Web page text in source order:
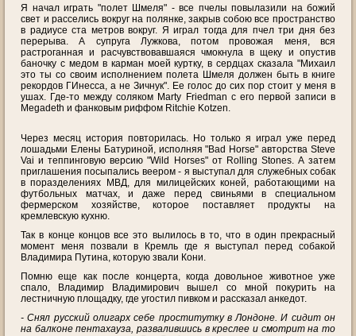
Я начал играть "полет Шмеля" - все пчелы повылазили на божий
свет и расселись вокруг на полянке, закрыв собою все пространство
в радиусе ста метров вокруг. Я играл тогда для пчел три дня без
перерыва. А супруга Лужкова, потом провожая меня, вся
растроганная и расчувствовавшаяся чмокнула в щеку и опустив
баночку с медом в карман моей куртку, в сердцах сказала "Михаил
это ты со своим исполнением полета Шмеля должен быть в книге
рекордов ГИнесса, а не Зичнук". Ее голос до сих пор стоит у меня в
ушах. Где-то между соляком Marty Friedman с его первой записи в
Megadeth и фанковым риффом Ritchie Kotzen.
Через месяц история повторилась. Но только я играл уже перед
лошадьми Елены Батуриной, исполняя "Bad Horse" авторства Steve
Vai и теппинговую версию "Wild Horses" от Rolling Stones. А затем
приглашения посыпались веером - я выступал для служебных собак
в поразделениях МВД, для милицейских коней, работающими на
футбольных матчах, и даже перед свиньями в специальном
фермерском хозяйстве, которое поставляет продукты на
кремлевскую кухню.
Так в конце концов все это вылилось в то, что в один прекрасный
момент меня позвали в Кремль где я выступал перед собакой
Владимира Путина, которую звали Кони.
Помню еще как после концерта, когда довольное животное уже
спало, Владимир Владимирович вышел со мной покурить на
лестничную площадку, где угостил пивком и рассказал анкедот.
- Снял русский олигарх себе проститутку в Лондоне. И сидит он
на балконе пентахауза, развалившись в креслее и смотрит на то